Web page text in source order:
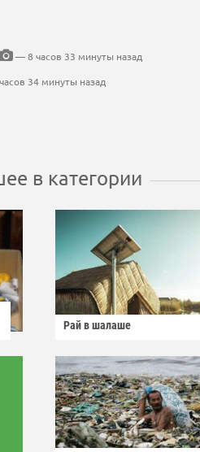
— 8 часов 33 минуты назад
34 минуты назад
в категории
Рай в шалаше